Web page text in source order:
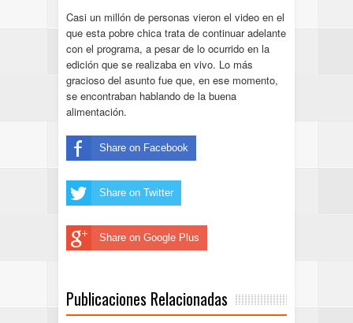
Casi un millón de personas vieron el video en el
que esta pobre chica trata de continuar adelante
con el programa, a pesar de lo ocurrido en la
edición que se realizaba en vivo. Lo más
gracioso del asunto fue que, en ese momento,
se encontraban hablando de la buena
alimentación.
Share on Facebook
Share on Twitter
Share on Google Plus
Publicaciones Relacionadas